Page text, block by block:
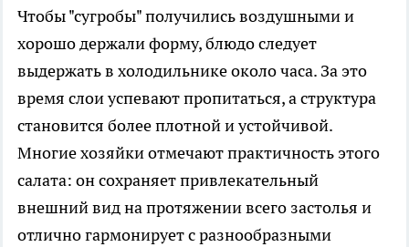
Чтобы "сугробы" получились воздушными и
хорошо держали форму, блюдо следует
выдержать в холодильнике около часа. За это
время слои успевают пропитаться, а структура
становится более плотной и устойчивой.
Многие хозяйки отмечают практичность этого
салата: он сохраняет привлекательный
внешний вид на протяжении всего застолья и
отлично гармонирует с разнообразными